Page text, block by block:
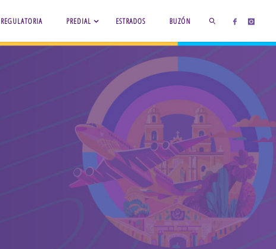
PREDIAL ESTRADOS BUZÓN